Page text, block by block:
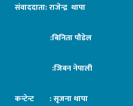
संवाददाता: राजेन्द्र थापा
:बिनिता पौडेल
:जिबन नेपाली
कन्टेन्ट : सृजना थापा